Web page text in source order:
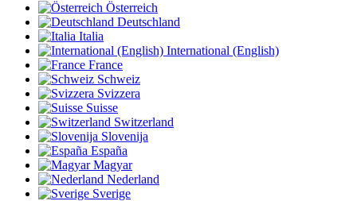
Österreich
Deutschland
Italia
International (English)
France
Schweiz
Svizzera
Suisse
Switzerland
Slovenija
España
Magyar
Nederland
Sverige